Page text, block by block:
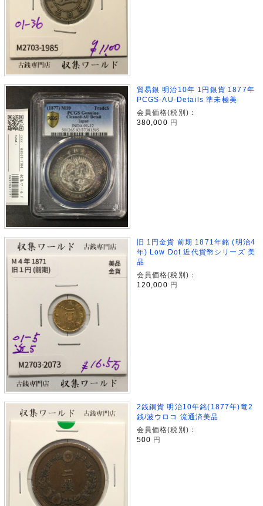
貿易銀 明治10年 1円銀貨 1877年
PCGS-AU-Details 準未極美
会員価格(税別)：
380,000 円
旧 1円金貨 前期 1871年銘 (明治4
年) Low Dot 近代貨幣シリーズ 美
品
会員価格(税別)：
120,000 円
2銭銅貨 明治10年銘(1877年)竜2
銭/波ウロコ 流通済美品
会員価格(税別)：
500 円